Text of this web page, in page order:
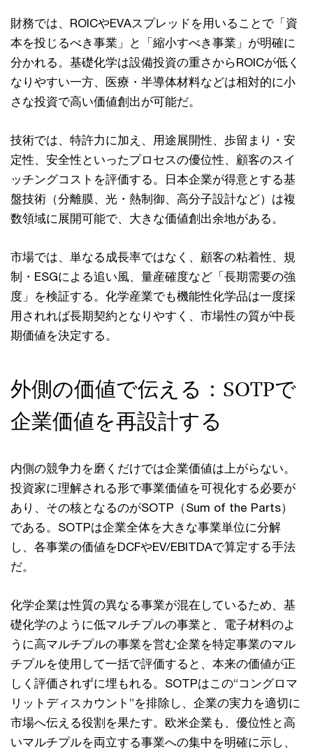
財務では、ROICやEVAスプレッドを用いることで「資
本を投じるべき事業」と「縮小すべき事業」が明確に
分かれる。基礎化学は設備投資の重さからROICが低く
なりやすい一方、医療・半導体材料などは相対的に小
さな投資で高い価値創出が可能だ。
技術では、特許力に加え、用途展開性、歩留まり・安
定性、安全性といったプロセスの優位性、顧客のスイ
ッチングコストを評価する。日本企業が得意とする基
盤技術（分離膜、光・熱制御、高分子設計など）は複
数領域に展開可能で、大きな価値創出余地がある。
市場では、単なる成長率ではなく、顧客の粘着性、規
制・ESGによる追い風、量産確度など「長期需要の強
度」を検証する。化学産業でも機能性化学品は一度採
用されれば長期契約となりやすく、市場性の質が中長
期価値を決定する。
外側の価値で伝える：SOTPで
企業価値を再設計する
内側の競争力を磨くだけでは企業価値は上がらない。
投資家に理解される形で事業価値を可視化する必要が
あり、その核となるのがSOTP（Sum of the Parts）
である。SOTPは企業全体を大きな事業単位に分解
し、各事業の価値をDCFやEV/EBITDAで算定する手法
だ。
化学企業は性質の異なる事業が混在しているため、基
礎化学のように低マルチプルの事業と、電子材料のよ
うに高マルチプルの事業を営む企業を特定事業のマル
チプルを使用して一括で評価すると、本来の価値が正
しく評価されずに埋もれる。SOTPはこの“コングロマ
リットディスカウント”を排除し、企業の実力を適切に
市場へ伝える役割を果たす。欧米企業も、優位性と高
いマルチプルを両立する事業への集中を明確に示し、